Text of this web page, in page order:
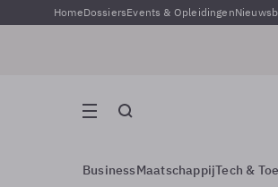
HomeDossiersEvents & Opleidingen
BusinessMaatschappijTech &